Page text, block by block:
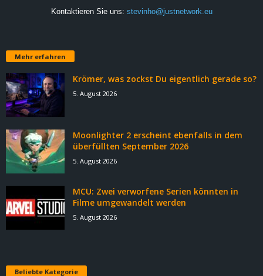
Kontaktieren Sie uns: stevinho@justnetwork.eu
Mehr erfahren
Krömer, was zockst Du eigentlich gerade so?
5. August 2026
Moonlighter 2 erscheint ebenfalls in dem
überfüllten September 2026
5. August 2026
MCU: Zwei verworfene Serien könnten in
Filme umgewandelt werden
5. August 2026
Beliebte Kategorie